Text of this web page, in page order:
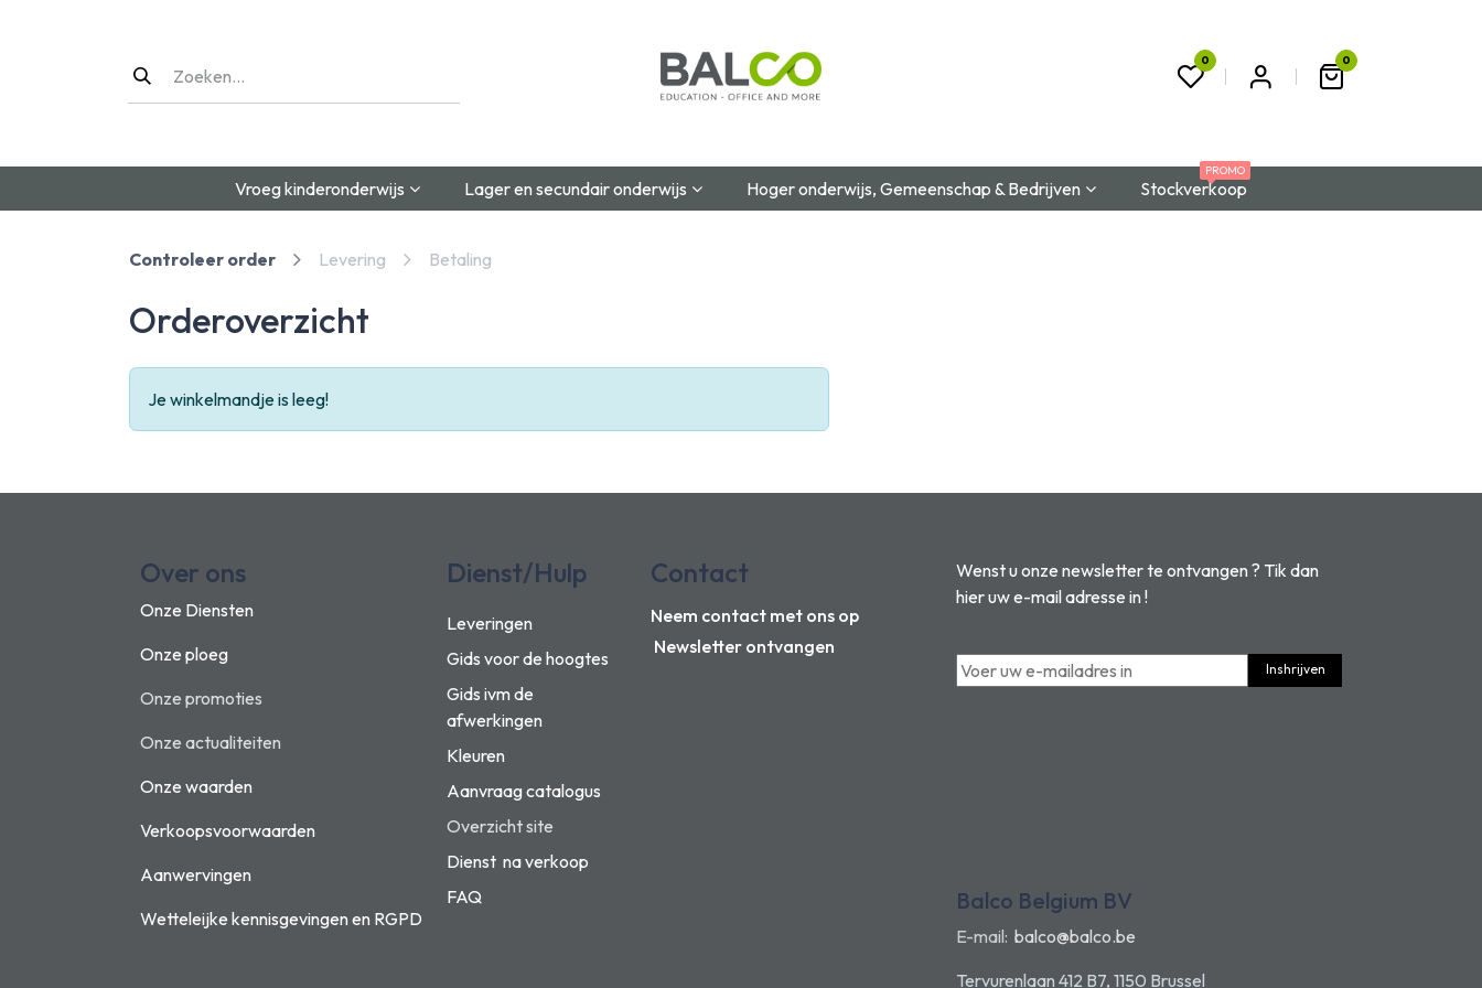
0 0
Vroeg kinderonderwijs Lager en secundair onderwijs Hoger onderwijs, Gemeenschap & Bedrijven
PROMO
Stockverkoop
Controleer order Levering Betaling
Orderoverzicht
Je winkelmandje is leeg!
Over ons
Onze Diensten
Onze ploeg
Onze promoties
Onze actualiteiten
Onze waarden
Verkoopsvoorwaarden
Aanwervingen
Wetteleijke kennisgevingen en RGPD
Dienst/Hulp
Leveringen
Gids voor de hoogtes
Gids ivm de
afwerkingen
Kleuren
Aanvraag catalogus
Overzicht site
Dienst na verkoop
FAQ
Wenst u onze newsletter te ontvangen ? Tik dan
hier uw e-mail adresse in !
Inshrijven
Balco Belgium BV
E-mail: balco@balco.be
Tervurenlaan 412 B7, 1150 Brussel
Contact
Neem contact met ons op
Newsletter ontvangen